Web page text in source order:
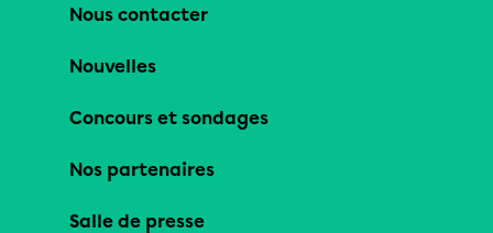
Nous contacter
Nouvelles
Concours et sondages
Nos partenaires
Salle de presse